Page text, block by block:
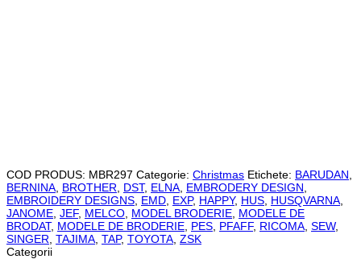
COD PRODUS: MBR297 Categorie: Christmas Etichete: BARUDAN
BERNINA BROTHER DST, ELNA EMBRODERY DESIGN
EMBROIDERY DESIGNS EMD EXP, HAPPY, HUS HUSQVARNA
JANOME JEF, MELCO MODEL BRODERIE MODELE DE
BRODAT, MODELE DE BRODERIE PES PFAFF, RICOMA SEW,
SINGER TAJIMA TAP, TOYOTA ZSK
Categorii